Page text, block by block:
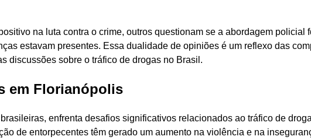
na luta contra o crime, outros questionam se a abordagem policial
estavam presentes. Essa dualidade de opiniões é um reflexo das
discussões sobre o tráfico de drogas no Brasil.
em Florianópolis
enfrenta desafios significativos relacionados ao tráfico de
de entorpecentes têm gerado um aumento na violência e na